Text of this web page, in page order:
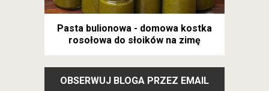
Pasta bulionowa - domowa kostka
rosołowa do słoików na zimę
OBSERWUJ BLOGA PRZEZ EMAIL